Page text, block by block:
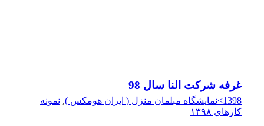
غرفه شرکت النا سال 98
1398>نمایشگاه مبلمان منزل ( ایران هومکس ) , نمونه
کارهای ۱۳۹۸